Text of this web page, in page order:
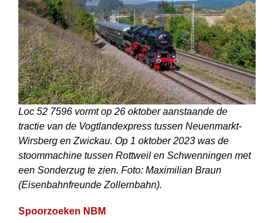
Loc 52 7596 vormt op 26 oktober aanstaande de
tractie van de Vogtlandexpress tussen Neuenmarkt-
Wirsberg en Zwickau. Op 1 oktober 2023 was de
stoom­machine tussen Rottweil en Schwenningen met
een Sonderzug te zien. Foto: Maximilian Braun
(Eisenbahnfreunde Zollernbahn).
Spoorzoeken NBM